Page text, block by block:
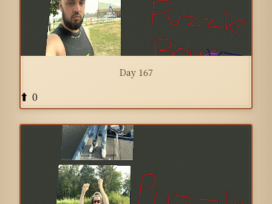
Day 167
⬆️ 0